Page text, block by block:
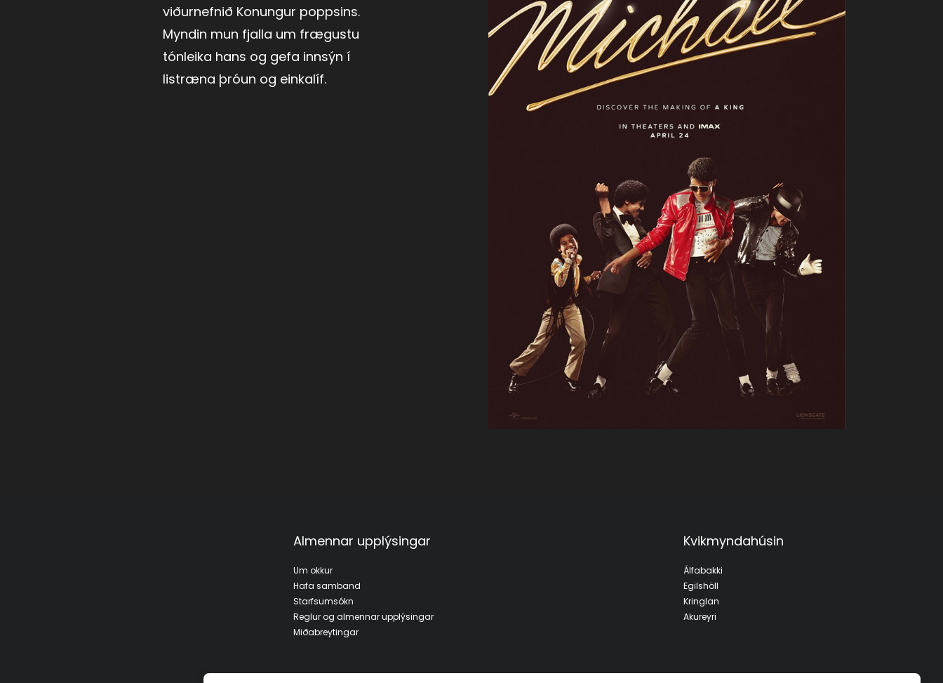
viðurnefnið Konungur poppsins.
Myndin mun fjalla um frægustu
tónleika hans og gefa innsýn í
listræna þróun og einkalíf.
Almennar upplýsingar
Um okkur
Hafa samband
Starfsumsókn
Reglur og almennar upplýsingar
Miðabreytingar
Kvikmyndahúsin
Álfabakki
Egilshöll
Kringlan
Akureyri